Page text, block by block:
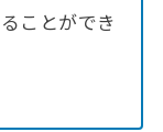
ことができ